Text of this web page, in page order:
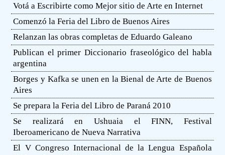
Votá a Escribirte como Mejor sitio de Arte en Internet
Comenzó la Feria del Libro de Buenos Aires
Relanzan las obras completas de Eduardo Galeano
Publican el primer Diccionario fraseológico del habla
argentina
Borges y Kafka se unen en la Bienal de Arte de Buenos
Aires
Se prepara la Feria del Libro de Paraná 2010
Se realizará en Ushuaia el FINN, Festival
Iberoamericano de Nueva Narrativa
El V Congreso Internacional de la Lengua Española